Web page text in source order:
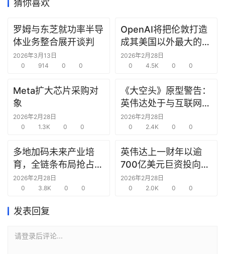
据
研
创
投
商
机
圈
猜你喜欢
罗姆与东芝就功率半导
体业务整合展开谈判
2026年3月13日
0
914 0 0
OpenAI将把伦敦打造
成其美国以外最大的研
究中心
2026年2月28日
0
4.5K 0 0
Meta扩大芯片采购对
象
2026年2月28日
0
1.3K 0 0
《大空头》原型警告：
英伟达处于与互联网泡
沫时期思科同样的“危
险境地”
2026年2月28日
0
2.4K 0 0
多地加码未来产业培
育，全链条布局抢占新
赛道先机
2026年2月28日
0
3.8K 0 0
英伟达上一财年以逾
700亿美元巨资投向合
作方，竭力巩固AI芯片
需求
2026年2月28日
0
2.0K 0 0
发表回复
请登录后评论...